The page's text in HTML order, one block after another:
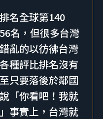
名全球第140
名，但很多台灣
亂的以彷彿台灣
種評比排名沒有
只要落後於鄰國
「你看吧！我就
事實上，台灣就